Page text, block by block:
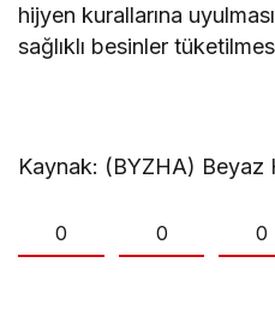
hijyen kurallarına
sağlıklı besinler
Kaynak: (BYZHA) Beyaz
0 0 0